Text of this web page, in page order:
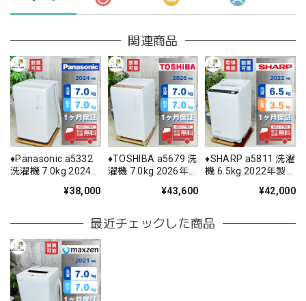
関連商品
♦️Panasonic a5332
洗濯機 7.0kg 2024
¥38,000
♦️TOSHIBA a5679 洗
濯機 7.0kg 2026年
¥43,600
♦️SHARP a5811 洗濯
機 6.5kg 2022年製
¥42,000
最近チェックした商品